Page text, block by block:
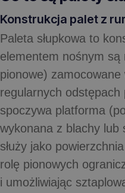
Konstrukcja palet z
Paleta słupkowa to
elementem nośnym są
pionowe)
regularnych
spoczywa platforma
wykonana z blachy lub
służy jako
rolę pionowych
i umożliwiając